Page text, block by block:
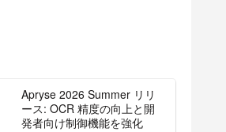
Apryse 2026 Summer リリ
ース: OCR 精度の向上と開
発者向け制御機能を強化